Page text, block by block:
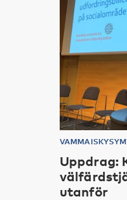
Uppdrag:
utanför